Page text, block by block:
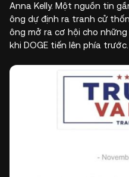
Anna Kelly. Một nguồn tin
ông dự định ra tranh cử
ông mở ra cơ hội cho
khi DOGE tiến lên phía trước.